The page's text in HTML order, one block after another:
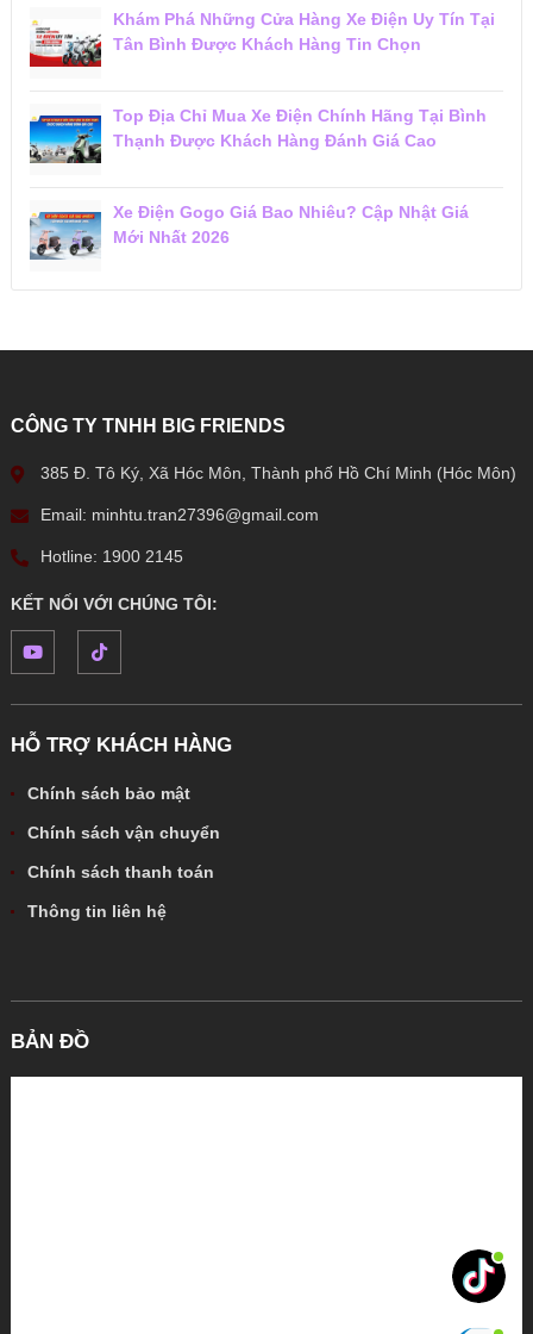
Khám Phá Những Cửa Hàng Xe Điện Uy Tín Tại
Tân Bình Được Khách Hàng Tin Chọn
Top Địa Chỉ Mua Xe Điện Chính Hãng Tại Bình
Thạnh Được Khách Hàng Đánh Giá Cao
Xe Điện Gogo Giá Bao Nhiêu? Cập Nhật Giá
Mới Nhất 2026
CÔNG TY TNHH BIG FRIENDS
385 Đ. Tô Ký, Xã Hóc Môn, Thành phố Hồ Chí Minh (Hóc Môn)
Email: minhtu.tran27396@gmail.com
Hotline: 1900 2145
KẾT NỐI VỚI CHÚNG TÔI:
HỖ TRỢ KHÁCH HÀNG
Chính sách bảo mật
Chính sách vận chuyển
Chính sách thanh toán
Thông tin liên hệ
BẢN ĐỒ